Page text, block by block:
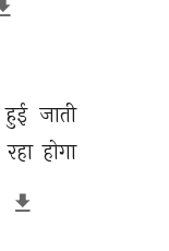
हुई जाती
रहा होगा